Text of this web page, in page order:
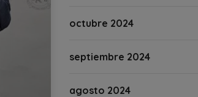
octubre 2024
septiembre 2024
agosto 2024